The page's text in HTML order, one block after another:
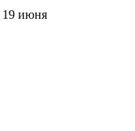
19 июня